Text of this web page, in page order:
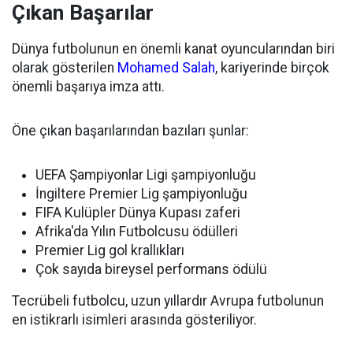
Çıkan Başarılar
Dünya futbolunun en önemli kanat oyuncularından biri
olarak gösterilen Mohamed Salah, kariyerinde birçok
önemli başarıya imza attı.
Öne çıkan başarılarından bazıları şunlar:
UEFA Şampiyonlar Ligi şampiyonluğu
İngiltere Premier Lig şampiyonluğu
FIFA Kulüpler Dünya Kupası zaferi
Afrika'da Yılın Futbolcusu ödülleri
Premier Lig gol krallıkları
Çok sayıda bireysel performans ödülü
Tecrübeli futbolcu, uzun yıllardır Avrupa futbolunun
en istikrarlı isimleri arasında gösteriliyor.